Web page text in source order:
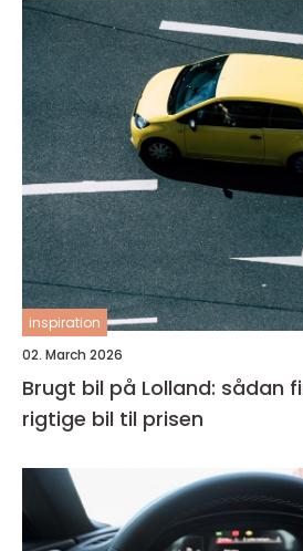
inspiration
02. March 2026
Brugt bil på Lolland: sådan
rigtige bil til prisen